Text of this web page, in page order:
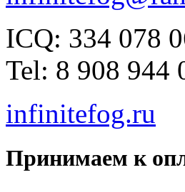
ICQ: 334 078
Tel: 8 908 944
infinitefog.ru
Принимаем к